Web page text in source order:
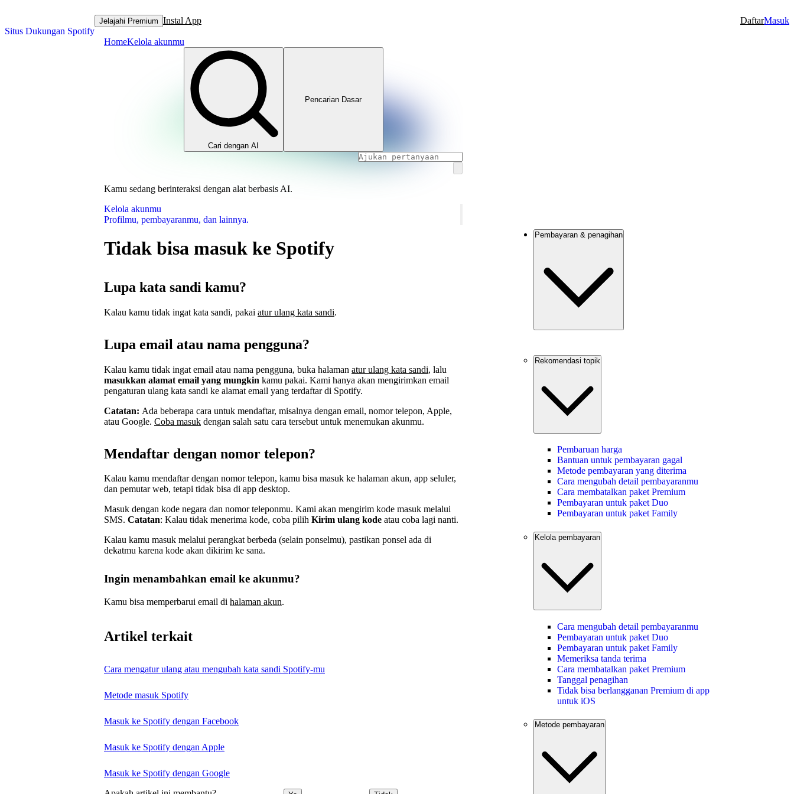
Situs Dukungan Spotify
Jelajahi Premium Instal App DaftarMasuk
HomeKelola akunmu
Cari dengan AI
Pencarian Dasar
Kamu sedang berinteraksi dengan alat berbasis AI.
Kelola akunmu
Profilmu, pembayaranmu, dan lainnya.
Tidak bisa masuk ke Spotify
Lupa kata sandi kamu?
Kalau kamu tidak ingat kata sandi, pakai atur ulang kata sandi.
Lupa email atau nama pengguna?
Kalau kamu tidak ingat email atau nama pengguna, buka halaman atur ulang kata sandi, lalu
masukkan alamat email yang mungkin kamu pakai. Kami hanya akan mengirimkan email
pengaturan ulang kata sandi ke alamat email yang terdaftar di Spotify.
Catatan: Ada beberapa cara untuk mendaftar, misalnya dengan email, nomor telepon, Apple,
atau Google. Coba masuk dengan salah satu cara tersebut untuk menemukan akunmu.
Mendaftar dengan nomor telepon?
Kalau kamu mendaftar dengan nomor telepon, kamu bisa masuk ke halaman akun, app seluler,
dan pemutar web, tetapi tidak bisa di app desktop.
Masuk dengan kode negara dan nomor teleponmu. Kami akan mengirim kode masuk melalui
SMS. Catatan: Kalau tidak menerima kode, coba pilih Kirim ulang kode atau coba lagi nanti.
Kalau kamu masuk melalui perangkat berbeda (selain ponselmu), pastikan ponsel ada di
dekatmu karena kode akan dikirim ke sana.
Ingin menambahkan email ke akunmu?
Kamu bisa memperbarui email di halaman akun.
Artikel terkait
Cara mengatur ulang atau mengubah kata sandi Spotify-mu
Metode masuk Spotify
Masuk ke Spotify dengan Facebook
Masuk ke Spotify dengan Apple
Masuk ke Spotify dengan Google
Pembayaran & penagihan
Rekomendasi topik
Pembaruan harga
Bantuan untuk pembayaran gagal
Metode pembayaran yang diterima
Cara mengubah detail pembayaranmu
Cara membatalkan paket Premium
Pembayaran untuk paket Duo
Pembayaran untuk paket Family
Kelola pembayaran
Cara mengubah detail pembayaranmu
Pembayaran untuk paket Duo
Pembayaran untuk paket Family
Memeriksa tanda terima
Cara membatalkan paket Premium
Tanggal penagihan
Tidak bisa berlangganan Premium di app
untuk iOS
Metode pembayaran